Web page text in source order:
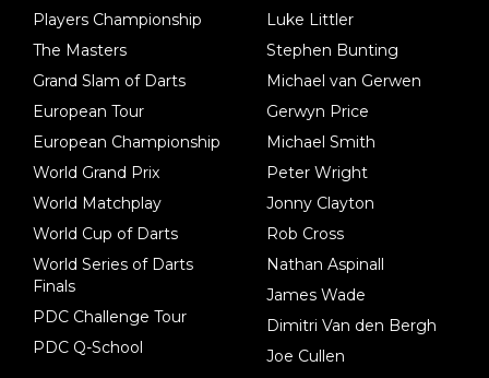
Players Championship
The Masters
Grand Slam of Darts
European Tour
European Championship
World Grand Prix
World Matchplay
World Cup of Darts
World Series of Darts
Finals
PDC Challenge Tour
PDC Q-School
Luke Littler
Stephen Bunting
Michael van Gerwen
Gerwyn Price
Michael Smith
Peter Wright
Jonny Clayton
Rob Cross
Nathan Aspinall
James Wade
Dimitri Van den Bergh
Joe Cullen